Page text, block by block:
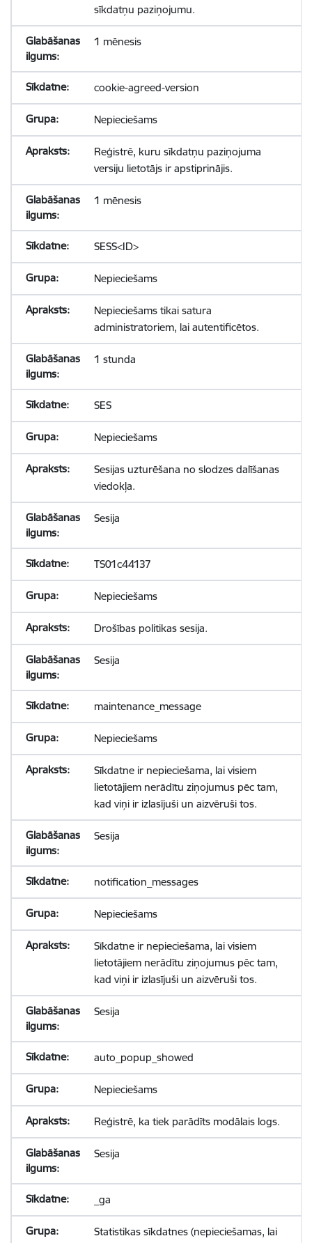
sīkdatņu paziņojumu.
1 mēnesis
cookie-agreed-version
Nepieciešams
Reģistrē, kuru sīkdatņu paziņojuma
versiju lietotājs ir apstiprinājis.
1 mēnesis
SESS<ID>
Nepieciešams
Nepieciešams tikai satura
administratoriem, lai autentificētos.
1 stunda
SES
Nepieciešams
Sesijas uzturēšana no slodzes dalīšanas
viedokļa.
Sesija
TS01c44137
Nepieciešams
Drošības politikas sesija.
Sesija
maintenance_message
Nepieciešams
Sīkdatne ir nepieciešama, lai visiem
lietotājiem nerādītu ziņojumus pēc tam,
kad viņi ir izlasījuši un aizvēruši tos.
Sesija
notification_messages
Nepieciešams
Sīkdatne ir nepieciešama, lai visiem
lietotājiem nerādītu ziņojumus pēc tam,
kad viņi ir izlasījuši un aizvēruši tos.
Sesija
auto_popup_showed
Nepieciešams
Reģistrē, ka tiek parādīts modālais logs.
Sesija
_ga
Statistikas sīkdatnes (nepieciešamas, lai